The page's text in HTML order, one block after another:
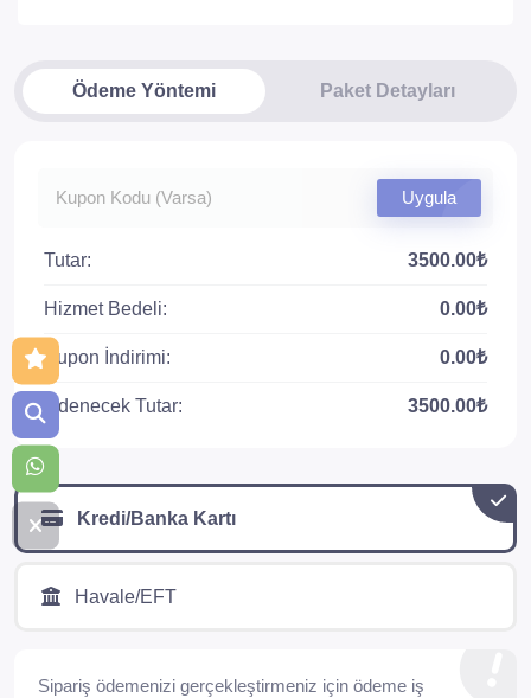
Ödeme Yöntemi Paket Detayları
Uygula
Tutar: 3500.00₺
Hizmet Bedeli: 0.00₺
Kupon İndirimi: 0.00₺
Ödenecek Tutar: 3500.00₺
Kredi/Banka Kartı
Havale/EFT
Sipariş ödemenizi gerçekleştirmeniz için ödeme iş